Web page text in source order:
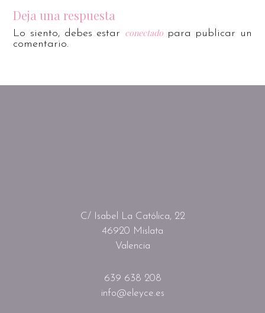
Deja una respuesta
Lo siento, debes estar conectadopara publicar un
comentario.
C/ Isabel La Católica, 22
46920 Mislata
Valencia
639 638 208
info@eleyce.es